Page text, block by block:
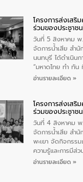
วัดสิงห์ จังหวัดชัย
สุขชื่น นายกเทศม
บริหารเทศบาลตำ
ประชาชนในพื้นที่เ
ส่วนได้ส่วนเสียในโ
จัดการคุณภาพน้ำ
จังหวัดชัยนาท ให้ก
โครงการส่งเสริ
ร่วมของประชาช
แก้ไขปัญหาน้ำเ
วันที่ 5 สิงหาคม พ
จัดการน้ำเสีย สำนั
นนทบุรี ได้ดำเนินก
“มหาดไทย ทำ ทัน
จัดโครงการส่งเสริ
“ชุมชนร่วมใจ น้ำใ
ความรู้เกี่ยวกับการ
ถังดักไขมันให้แก่นัก
(นันทวิทยา) เทศบ
ปากเกร็ด จังหวัด
อ่านรายละเอียด »
โครงการส่งเสริ
ร่วมของประชาช
แก้ไขปัญหาน้ำเ
วันที่ 4 สิงหาคม
จัดการน้ำเสีย สำนั
พะเยา จัดกิจกรรม
ความรู้และการมีส่
ป้องกันและแก้ไขปั
อ่านรายละเอียด »